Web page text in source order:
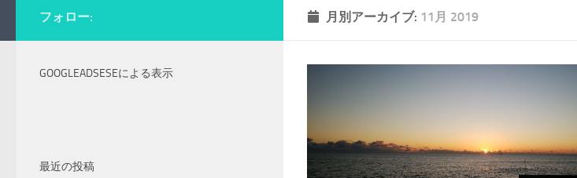
月別アーカイブ: 11月 2019
フォロー:
GOOGLEADSESEによる表示
最近の投稿